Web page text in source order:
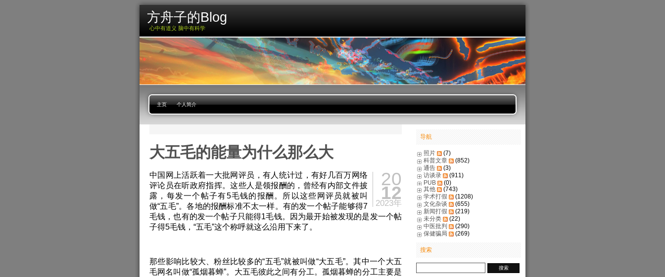
方舟子的Blog
心中有道义 脑中有科学
主页 个人简介
大五毛的能量为什么那么大
20
12
2023年
中国网上活跃着一大批网评员，有人统计过，有好几百万网络
评论员在听政府指挥。这些人是领报酬的，曾经有内部文件披
露，每发一个帖子有5毛钱的报酬。所以这些网评员就被叫
做“五毛”。各地的报酬标准不太一样。有的发一个帖子能够得7
毛钱，也有的发一个帖子只能得1毛钱。因为最开始被发现的是发一个帖
子得5毛钱，“五毛”这个称呼就这么沿用下来了。
那些影响比较大、粉丝比较多的“五毛”就被叫做“大五毛”。其中一个大五
毛网名叫做“孤烟暮蝉”。大五毛彼此之间有分工。孤烟暮蝉的分工主要是
导航
照片
(7)
科普文章
(852)
通告
(3)
访谈录
(911)
PUB
(0)
其他
(743)
学术打假
(1208)
文化杂谈
(655)
新闻打假
(219)
未分类
(22)
中医批判
(290)
保健骗局
(269)
搜索